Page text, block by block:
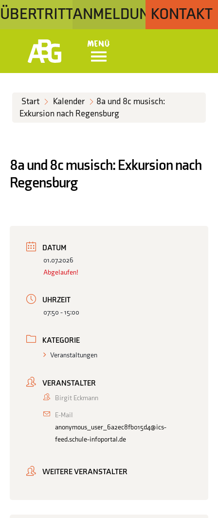
ÜBERTRITTANMELDUNGKONTAKT
Menü
Start Kalender
8a und 8c musisch:
Exkursion nach Regensburg
8a und 8c musisch: Exkursion nach
Regensburg
DATUM
01.07.2026
Abgelaufen!
UHRZEIT
07:50 - 15:00
KATEGORIE
Veranstaltungen
VERANSTALTER
Birgit Eckmann
E-Mail
anonymous_user_6a2ec8fb015d4@ics-
feed.schule-infoportal.de
WEITERE VERANSTALTER